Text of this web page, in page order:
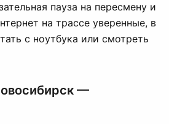
пауза на пересмену и
на трассе уверенные, в
с ноутбука или смотреть
—